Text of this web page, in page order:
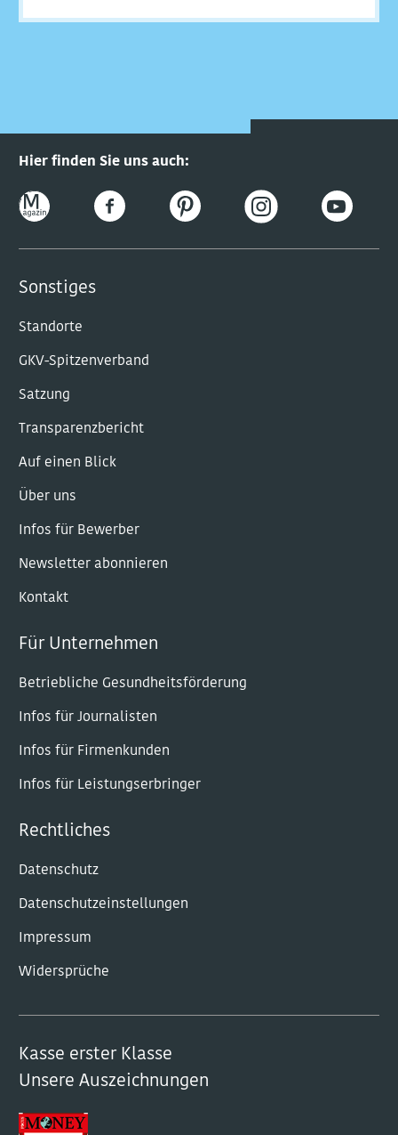
Hier finden Sie uns auch:
Sonstiges
Standorte
GKV-Spitzenverband
Satzung
Transparenzbericht
Auf einen Blick
Über uns
Infos für Bewerber
Newsletter abonnieren
Kontakt
Für Unternehmen
Betriebliche Gesundheitsförderung
Infos für Journalisten
Infos für Firmenkunden
Infos für Leistungserbringer
Rechtliches
Datenschutz
Datenschutzeinstellungen
Impressum
Widersprüche
Kasse erster Klasse
Unsere Auszeichnungen